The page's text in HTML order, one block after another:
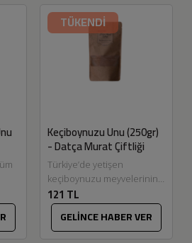
TÜKENDİ
Keçiboynuzu Unu (250gr)
- Datça Murat Çiftliği
Türkiye’de yetişen
keçiboynuzu meyvelerinin
öğütülmesiyle elde edilen
bu ürün, tatlılara ve hamur
işlerine şeker içermeyen bir
alternatif...
121 TL
GELİNCE HABER VER